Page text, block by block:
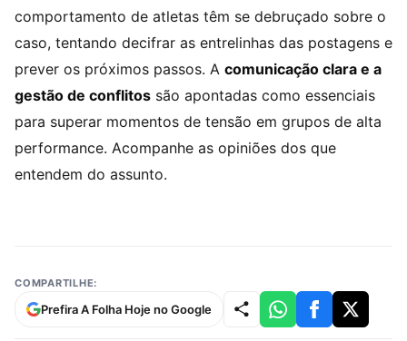
comportamento de atletas têm se debruçado sobre o
caso, tentando decifrar as entrelinhas das postagens e
prever os próximos passos. A comunicação clara e a
gestão de conflitos são apontadas como essenciais
para superar momentos de tensão em grupos de alta
performance. Acompanhe as opiniões dos que
entendem do assunto.
COMPARTILHE:
Prefira A Folha Hoje no Google